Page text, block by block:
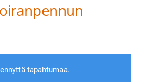
tapahtumaa.